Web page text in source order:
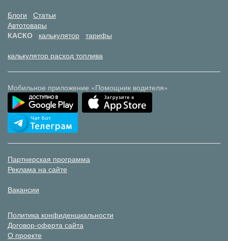
Блоги
Статьи
Автотовары
КАСКО
калькулятор тарифы
калькулятор расход топлива
Мобильное приложение «Помощник водителя»
Партнерская программа
Реклама на сайте
Вакансии
Политика конфиденциальности
Договор-оферта сайта
О проекте